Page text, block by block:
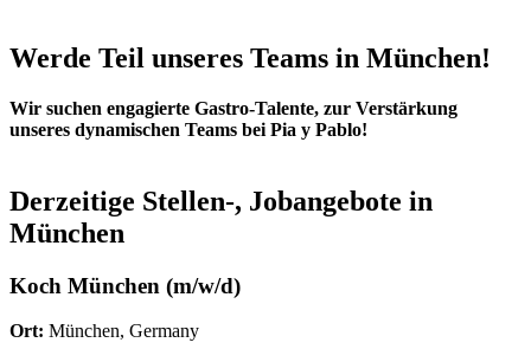
Werde Teil unseres Teams in München!
Wir suchen engagierte Gastro-Talente, zur Verstärkung
unseres dynamischen Teams bei Pia y Pablo!
Derzeitige Stellen-, Jobangebote in
München
Koch München (m/w/d)
Ort: München, Germany